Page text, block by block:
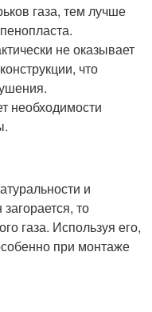
газа, тем лучше
не оказывает
что
необходимости
и
то
газа. Используя его,
при монтаже